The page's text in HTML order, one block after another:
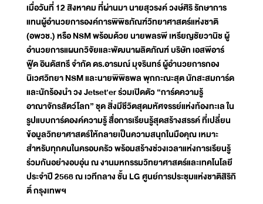
เมื่อวันที่ 12 สิงหาคม ที่ผ่านมา นายสุวรงค์ วงษ์ศิริ รักษาการ
แทนผู้อำนวยการองค์การพิพิธภัณฑ์วิทยาศาสตร์แห่งชาติ
(อพวช.) หรือ NSM พร้อมด้วย นายพลรพี เหรียญชัยวานิช ผู้
อำนวยการแผนกวิจัยและพัฒนาผลิตภัณฑ์ บริษัท เอสพีอาร์
ฟู๊ด อินดัสทรี จำกัด ดร.อารมณ์ มุจรินทร์ ผู้อำนวยการกอง
นิเวศวิทยา NSM และนายพิพิธพล พุกกะณะสุต นักสะสมการ์ด
และนักร้องนำ วง Jetset'er ร่วมเปิดตัว “การ์ดความรู้
อาณาจักรสัตว์โลก” ชุด สิ่งมีชีวิตสุดมหัศจรรย์แห่งท้องทะเล ใน
รูปแบบการ์ดองค์ความรู้ สื่อการเรียนรู้สุดสร้างสรรค์ ที่เปลี่ยน
ข้อมูลวิทยาศาสตร์ให้กลายเป็นความสนุกในมือคุณ เหมาะ
สำหรับทุกคนในครอบครัว พร้อมสร้างช่วงเวลาแห่งการเรียนรู้
ร่วมกันอย่างอบอุ่น ณ งานมหกรรมวิทยาศาสตร์และเทคโนโลยี
ประจำปี 2568 ณ เวทีกลาง ชั้น LG ศูนย์การประชุมแห่งชาติสิริกิ
ติ์ กรุงเทพฯ